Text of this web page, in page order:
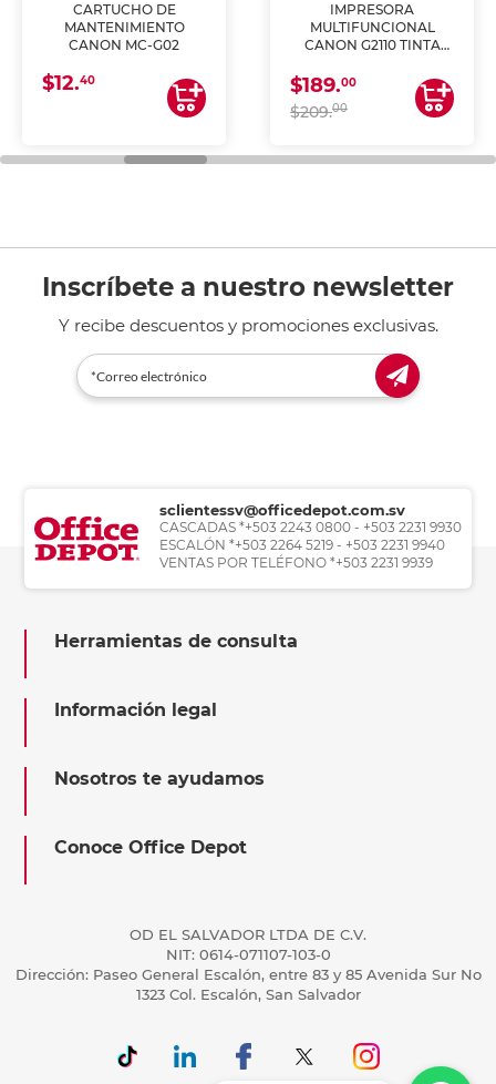
CARTUCHO DE
MANTENIMIENTO
CANON MC-G02
$12.40
IMPRESORA
MULTIFUNCIONAL
CANON G2110 TINTA
$189.00
$209.00
Inscríbete a nuestro newsletter
Y recibe descuentos y promociones exclusivas.
sclientessv@officedepot.com.sv
CASCADAS *+503 2243 0800 - +503 2231 9930
ESCALÓN *+503 2264 5219 - +503 2231 9940
VENTAS POR TELÉFONO *+503 2231 9939
Herramientas de consulta
Información legal
Nosotros te ayudamos
Conoce Office Depot
OD EL SALVADOR LTDA DE C.V.
NIT: 0614-071107-103-0
Dirección: Paseo General Escalón, entre 83 y 85 Avenida Sur No
1323 Col. Escalón, San Salvador